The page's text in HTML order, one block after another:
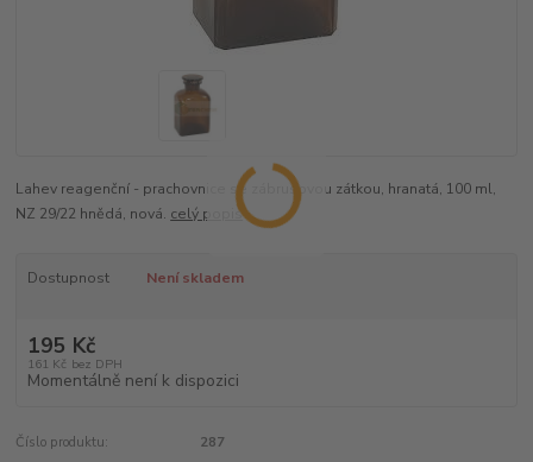
Lahev reagenční - prachovnice se zábrusovou zátkou, hranatá, 100 ml,
NZ 29/22 hnědá, nová. celý popis
Dostupnost Není skladem
195 Kč
161 Kč bez DPH
Momentálně není k dispozici
Číslo produktu: 287